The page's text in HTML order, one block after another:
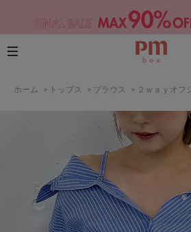
ホーム > トップス > ブラウス > ２ｗａｙオフ